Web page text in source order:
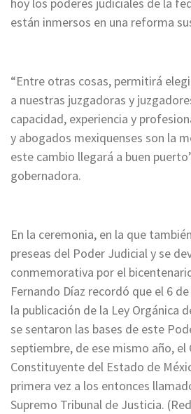
están inmersos en una reforma
“Entre otras cosas, permitirá
a nuestras juzgadoras y
capacidad, experiencia y
y abogados mexiquenses son la
este cambio llegará a buen
gobernadora.
En la ceremonia, en la que
preseas del Poder Judicial y se
conmemorativa por el
Fernando Díaz recordó que el 6
la publicación de la Ley Orgánica
se sentaron las bases de este
septiembre, de ese mismo año, el
Constituyente del Estado de
primera vez a los entonces
Supremo Tribunal de Justicia.